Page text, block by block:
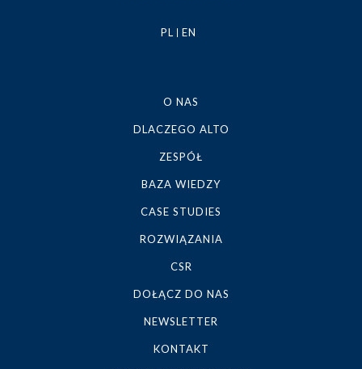
PL EN
O NAS
DLACZEGO ALTO
ZESPÓŁ
BAZA WIEDZY
CASE STUDIES
ROZWIĄZANIA
CSR
DOŁĄCZ DO NAS
NEWSLETTER
KONTAKT